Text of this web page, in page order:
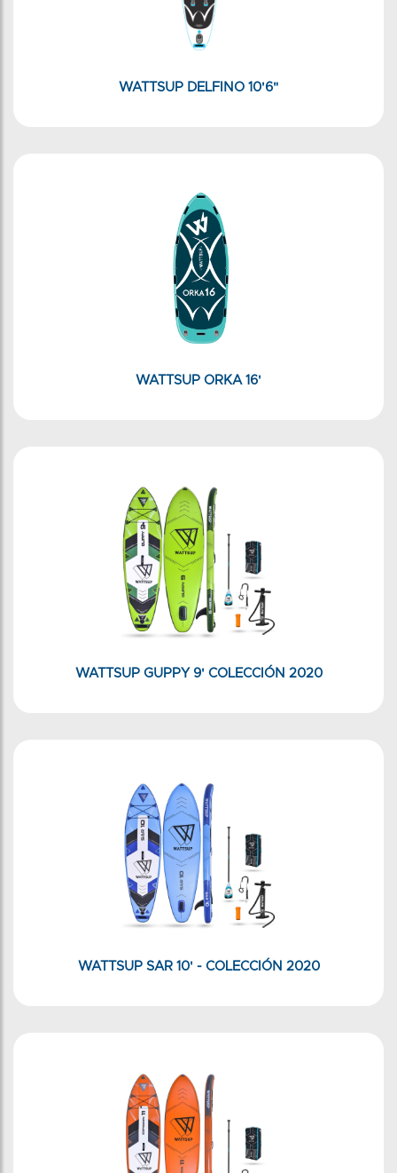
WATTSUP DELFINO 10'6"
WATTSUP ORKA 16'
WATTSUP GUPPY 9' COLECCIÓN 2020
WATTSUP SAR 10' - COLECCIÓN 2020